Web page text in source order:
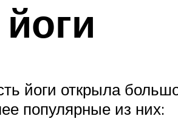
йоги открыла
популярные из них: